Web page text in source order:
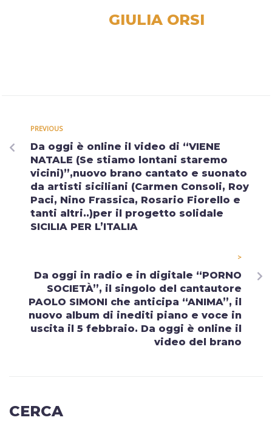
GIULIA ORSI
PREVIOUS
Da oggi è online il video di “VIENE
NATALE (Se stiamo lontani staremo
vicini)”,nuovo brano cantato e suonato
da artisti siciliani (Carmen Consoli, Roy
Paci, Nino Frassica, Rosario Fiorello e
tanti altri..)per il progetto solidale
SICILIA PER L’ITALIA
>
Da oggi in radio e in digitale “PORNO
SOCIETÀ”, il singolo del cantautore
PAOLO SIMONI che anticipa “ANIMA”, il
nuovo album di inediti piano e voce in
uscita il 5 febbraio. Da oggi è online il
video del brano
CERCA